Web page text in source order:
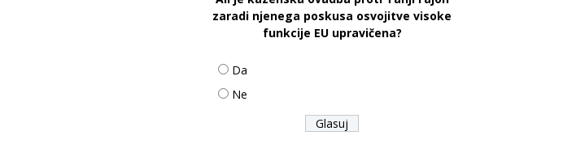
zaradi njenega poskusa osvojitve visoke
funkcije EU upravičena?
Da
Ne